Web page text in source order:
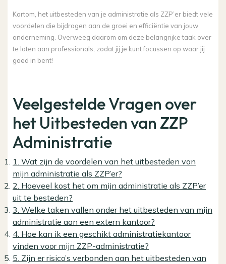
Kortom, het uitbesteden van je administratie als ZZP’er biedt vele
voordelen die bijdragen aan de groei en efficiëntie van jouw
onderneming. Overweeg daarom om deze belangrijke taak over
te laten aan professionals, zodat jij je kunt focussen op waar jij
goed in bent!
Veelgestelde Vragen over
het Uitbesteden van ZZP
Administratie
1. Wat zijn de voordelen van het uitbesteden van
mijn administratie als ZZP’er?
2. Hoeveel kost het om mijn administratie als ZZP’er
uit te besteden?
3. Welke taken vallen onder het uitbesteden van mijn
administratie aan een extern kantoor?
4. Hoe kan ik een geschikt administratiekantoor
vinden voor mijn ZZP-administratie?
5. Zijn er risico’s verbonden aan het uitbesteden van